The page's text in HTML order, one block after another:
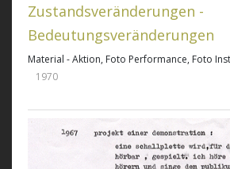
Zustandsveränderungen -
Bedeutungsveränderungen
Material - Aktion, Foto Performance, Foto
1970